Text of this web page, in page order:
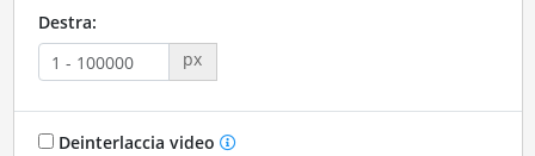
Destra:
px
Deinterlaccia video